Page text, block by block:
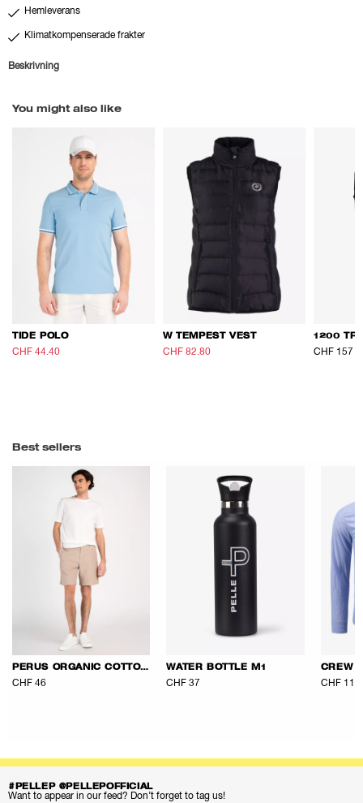
Hemleverans
Klimatkompenserade frakter
Beskrivning
You might also like
TIDE POLO
CHF 44.40
W TEMPEST VEST
CHF 82.80
1200
CHF 157
Best sellers
PERUS ORGANIC COTTON TEE
CHF 46
WATER BOTTLE M1
CHF 37
CREW
CHF 111
#PELLEP @PELLEPOFFICIAL
Want to appear in our feed? Don’t forget to tag us!